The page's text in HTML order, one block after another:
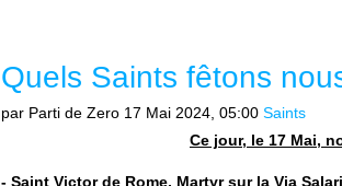
Quels Saints fêtons
par Parti de Zero 17 Mai 2024, 05:00 Saints
Ce jour, le 17 Mai,
- Saint Victor de Rome, Martyr sur la Via